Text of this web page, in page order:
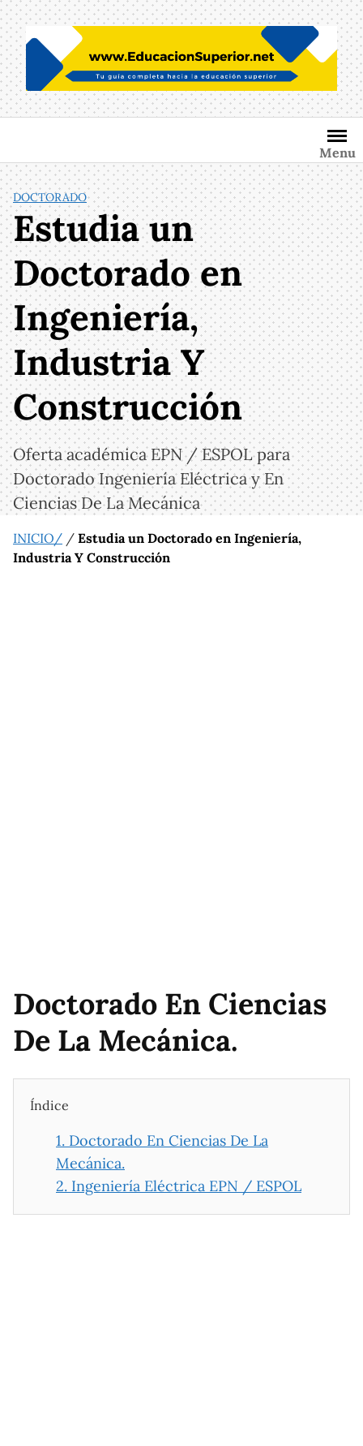
Saltar
al
contenido
Menu
DOCTORADO
Estudia un
Doctorado en
Ingeniería,
Industria Y
Construcción
Oferta académica EPN / ESPOL para
Doctorado Ingeniería Eléctrica y En
Ciencias De La Mecánica
INICIO/ / Estudia un Doctorado en Ingeniería,
Industria Y Construcción
Doctorado En Ciencias
De La Mecánica.
Índice
1. Doctorado En Ciencias De La
Mecánica.
2. Ingeniería Eléctrica EPN / ESPOL